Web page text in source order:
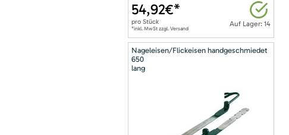
Auf Lager: 14
54,92€*
pro Stück
*inkl. MwSt zzgl. Versand
Nageleisen/Flickeisen handgeschmiedet
650
lang